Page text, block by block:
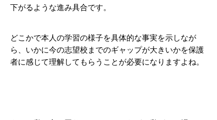
下がるような進み具合です。
どこかで本人の学習の様子を具体的な事実を示しなが
ら、いかに今の志望校までのギャップが大きいかを保護
者に感じて理解してもらうことが必要になりますよね。